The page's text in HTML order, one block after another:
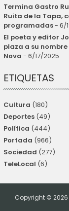
Termina Gastro
Ruita de la Tapa,
programadas- 6/
El poeta y editor
plaza a su
Nova - 6/17/2025
ETIQUETAS
Cultura (180)
Deportes (49)
Política (444)
Portada (966)
Sociedad (277)
TeleLocal (6)
Copyright © 2026